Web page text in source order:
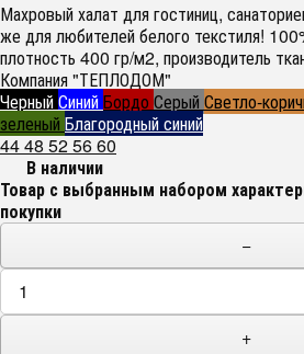
Махровый халат для гостиниц,
же для любителей белого текстиля!
плотность 400 гр/м2, производитель
Компания "ТЕПЛОДОМ"
ЧерныйСинийБордо Серый Светло-
зеленый Благородный синий
4448 525660
В наличии
Товар с выбранным набором
покупки
−
+